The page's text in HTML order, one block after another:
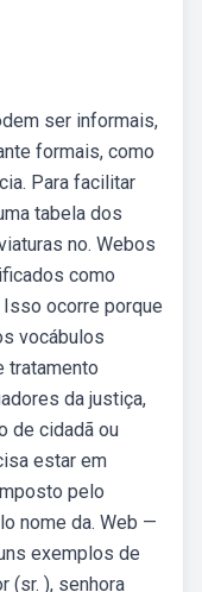
ser informais,
formais, como
Para facilitar
tabela dos
no. Webos
como
ocorre porque
vocábulos
tratamento
da justiça,
de cidadã ou
estar em
pelo
nome da. Web —
exemplos de
(sr. ), senhora